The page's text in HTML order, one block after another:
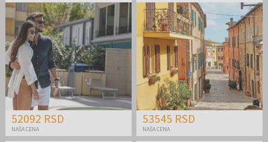
52092 RSD
NAŠA CENA
53545 RSD
NAŠA CENA